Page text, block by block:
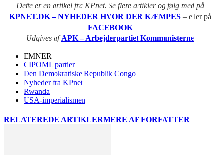
Dette er en artikel fra KPnet. Se flere artikler og følg med på
KPNET.DK – NYHEDER HVOR DER KÆMPES – eller på
FACEBOOK
Udgives afAPK – Arbejderpartiet Kommunisterne
EMNER
CIPOML partier
Den Demokratiske Republik Congo
Nyheder fra KPnet
Rwanda
USA-imperialismen
RELATEREDE ARTIKLERMERE AF FORFATTER